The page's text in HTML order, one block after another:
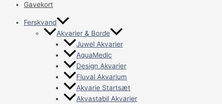
Gavekort
Ferskvand
Akvarier & Borde
Juwel Akvarier
AquaMedic
Design Akvarier
Fluval Akvarium
Akvarie Startsæt
Akvastabil Akvarier